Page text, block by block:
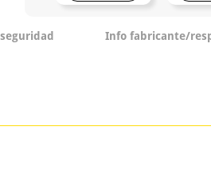
Info fabricante/